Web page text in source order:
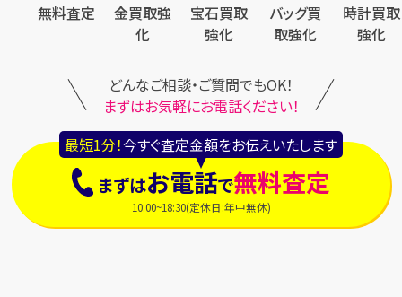
無料査定
金買取強
化
宝石買取
強化
バッグ買
取強化
時計買取
強化
どんなご相談・ご質問でもOK！
まずはお気軽にお電話ください！
最短1分！今すぐ査定金額をお伝えいたします
まずはお電話で無料査定
10:00~18:30(定休日:年中無休)